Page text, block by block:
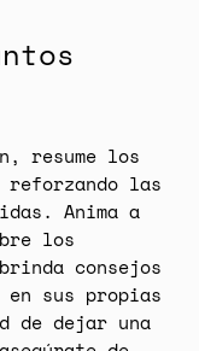
resume los
las
Anima a
los
consejos
sus propias
de dejar una